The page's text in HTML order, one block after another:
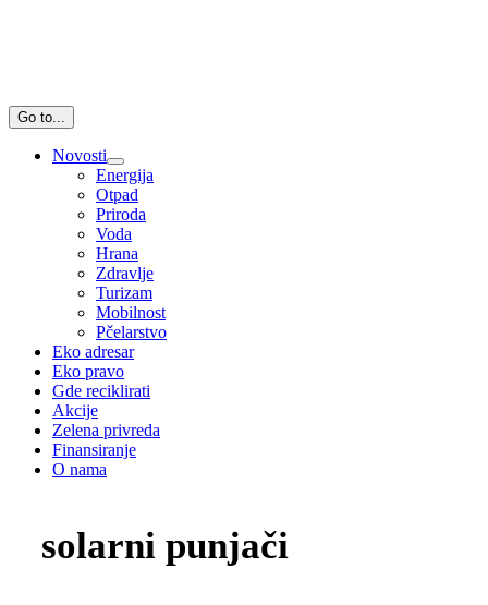
Go to...
Novosti
Energija
Otpad
Priroda
Voda
Hrana
Zdravlje
Turizam
Mobilnost
Pčelarstvo
Eko adresar
Eko pravo
Gde reciklirati
Akcije
Zelena privreda
Finansiranje
O nama
solarni punjači